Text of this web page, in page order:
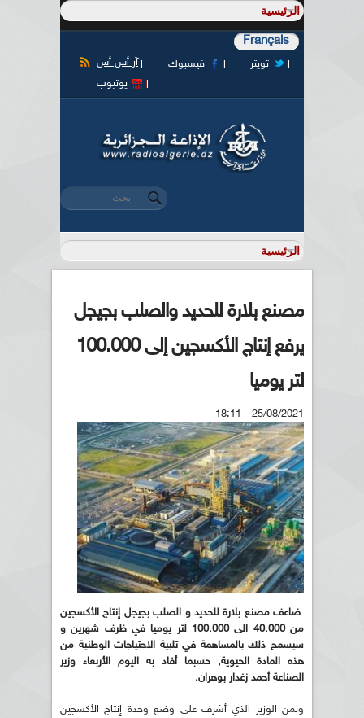
Français
آر أس أس فيسبوك
تويتر
يوتيوب
استمارة البحث
‏بحث ‏
مصنع بلارة للحديد والصلب بجيجل
يرفع إنتاج الأكسجين إلى 100.000
لتر يوميا
25/08/2021 - 18:11
ضاعف مصنع بلارة للحديد و الصلب بجيجل إنتاج الأكسجين
من 40.000 الى 100.000 لتر يوميا في ظرف شهرين و
سيسمح ذلك بالمساهمة في تلبية الاحتياجات الوطنية من
هذه المادة الحيوية, حسبما أفاد به اليوم الأربعاء وزير
الصناعة أحمد زغدار بوهران.
وثمن الوزير الذي أشرف على وضع وحدة إنتاج الأكسجين